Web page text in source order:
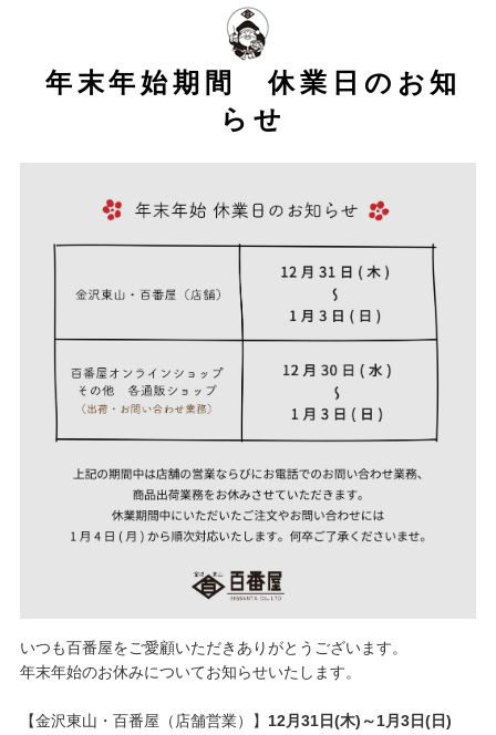
年末年始期間 休業日のお知
らせ
いつも百番屋をご愛顧いただきありがとうございます。
年末年始のお休みについてお知らせいたします。
【金沢東山・百番屋（店舗営業）】 12月31日(木)～1月3日(日)